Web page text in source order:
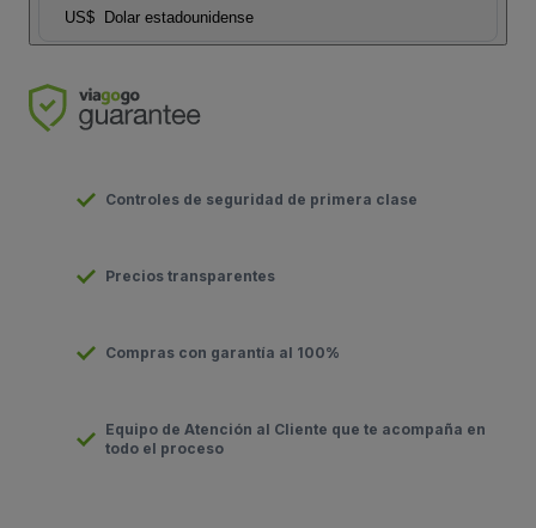
US$ Dolar estadounidense
Controles de seguridad de primera clase
Precios transparentes
Compras con garantía al 100%
Equipo de Atención al Cliente que te acompaña en
todo el proceso